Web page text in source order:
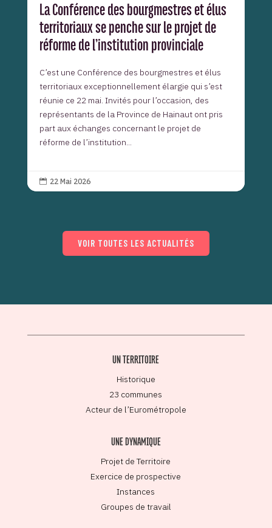
La Conférence des bourgmestres et élus
territoriaux se penche sur le projet de
réforme de l’institution provinciale
C’est une Conférence des bourgmestres et élus
territoriaux exceptionnellement élargie qui s’est
réunie ce 22 mai. Invités pour l’occasion, des
représentants de la Province de Hainaut ont pris
part aux échanges concernant le projet de
réforme de l’institution...
 22 Mai 2026
VOIR TOUTES LES ACTUALITÉS
UN TERRITOIRE
Historique
23 communes
Acteur de l’Eurométropole
UNE DYNAMIQUE
Projet de Territoire
Exercice de prospective
Instances
Groupes de travail